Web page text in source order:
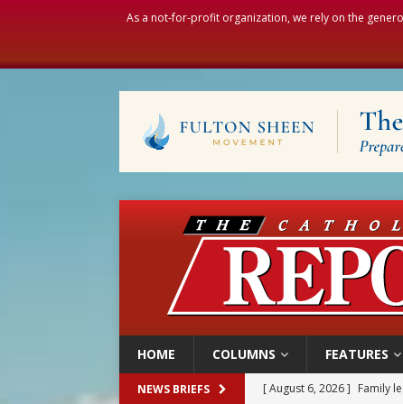
As a not-for-profit organization, we rely on the
HOME COLUMNS FEATURES
NEWS BRIEFS [ August 6, 2026 ] French